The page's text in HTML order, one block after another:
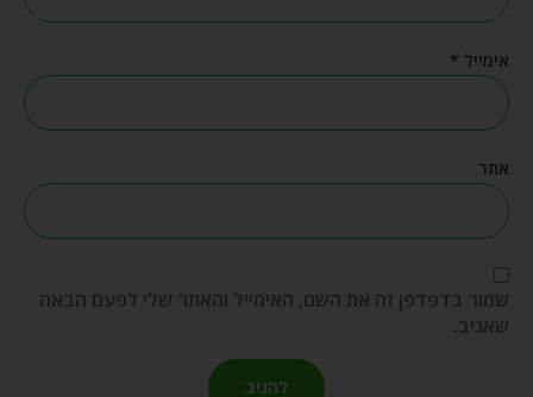
אימייל*
אתר
שמור בדפדפן זה את השם, האימייל והאתר שלי לפעם הבאה
שאגיב.